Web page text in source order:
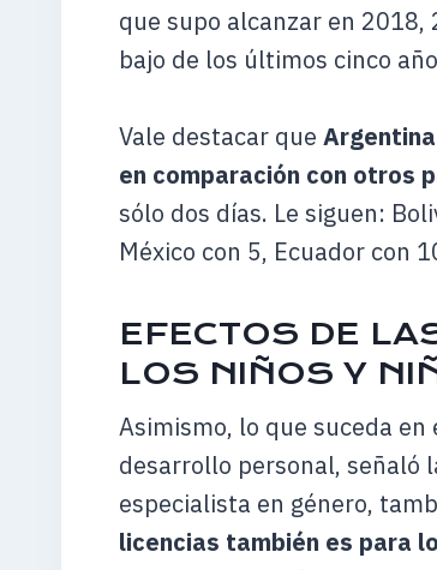
que supo alcanzar en
bajo de los últimos cinco
Vale destacar que
en comparación con otros
sólo dos días. Le siguen:
México con 5, Ecuador con
EFECTOS DE
LOS NIÑOS Y
Asimismo, lo que suceda
desarrollo personal, señaló
especialista en género,
licencias también es para